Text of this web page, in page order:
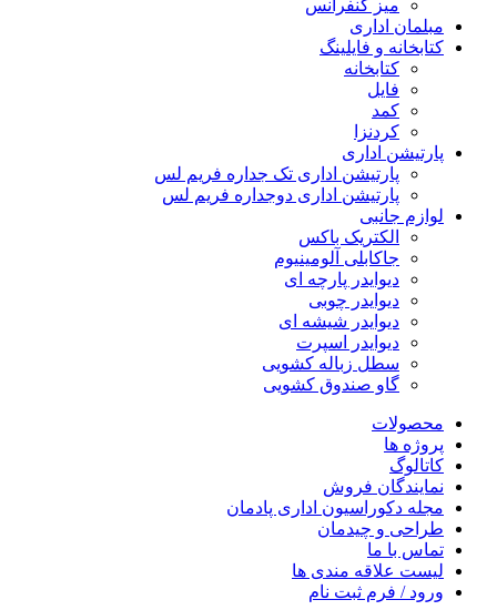
میز کنفرانس
مبلمان اداری
کتابخانه و فایلینگ
کتابخانه
فایل
کمد
کردنزا
پارتیشن اداری
پارتیشن اداری تک جداره فریم لس
پارتیشن اداری دوجداره فریم لس
لوازم جانبی
الکتریک باکس
جاکابلی آلومینیوم
دیوایدر پارچه ای
دیوایدر چوبی
دیوایدر شیشه ای
دیوایدر اسپرت
سطل زباله کشویی
گاو صندوق کشویی
محصولات
پروژه ها
کاتالوگ
نمایندگان فروش
مجله دکوراسیون اداری پادمان
طراحی و چیدمان
تماس با ما
لیست علاقه مندی ها
ورود / فرم ثبت نام